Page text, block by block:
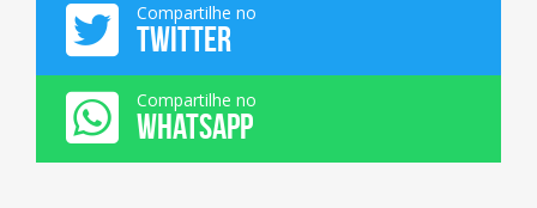
Compartilhe no
TWITTER
Compartilhe no
WHATSAPP